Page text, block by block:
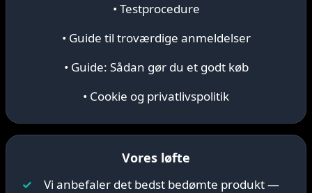
• Testprocedure
• Guide til troværdige anmeldelser
• Guide: Sådan gør du et godt køb
• Cookie og privatlivspolitik
Vores løfte
✓
Vi anbefaler det bedst bedømte produkt —